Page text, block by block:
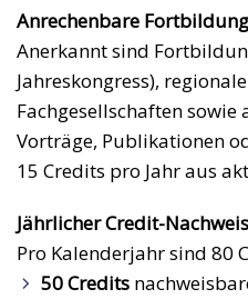
Anrechenbare
Anerkannt sind
Jahreskongress),
Fachgesellschaften
Vorträge, Publikationen
15 Credits pro Jahr aus
Jährlicher Credit-Nachweis
Pro Kalenderjahr sind 80
50 Credits